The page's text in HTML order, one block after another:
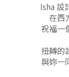
Isha 設
在西
祝福一
扭轉的
與妳一